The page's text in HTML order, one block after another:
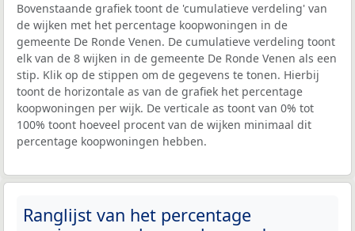
Bovenstaande grafiek toont de 'cumulatieve verdeling' van
de wijken met het percentage koopwoningen in de
gemeente De Ronde Venen. De cumulatieve verdeling toont
elk van de 8 wijken in de gemeente De Ronde Venen als een
stip. Klik op de stippen om de gegevens te tonen. Hierbij
toont de horizontale as van de grafiek het percentage
koopwoningen per wijk. De verticale as toont van 0% tot
100% toont hoeveel procent van de wijken minimaal dit
percentage koopwoningen hebben.
Ranglijst van het percentage